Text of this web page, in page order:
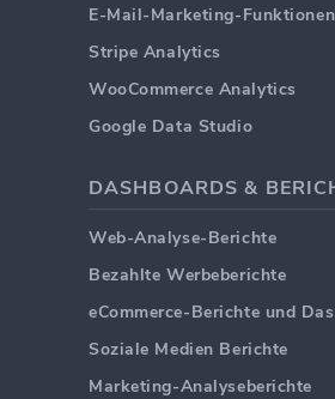
E-Mail-Marketing-Funktionen
Stripe Analytics
WooCommerce Analytics
Google Data Studio
DASHBOARDS &
Web-Analyse-Berichte
Bezahlte Werbeberichte
eCommerce-Berichte und
Soziale Medien Berichte
Marketing-Analyseberichte